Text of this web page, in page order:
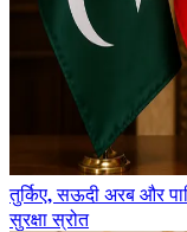
तुर्किए, सऊदी अरब और
सुरक्षा स्रोत